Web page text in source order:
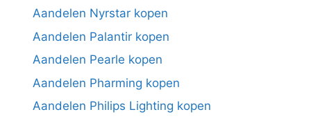
Aandelen Nyrstar kopen
Aandelen Palantir kopen
Aandelen Pearle kopen
Aandelen Pharming kopen
Aandelen Philips Lighting kopen